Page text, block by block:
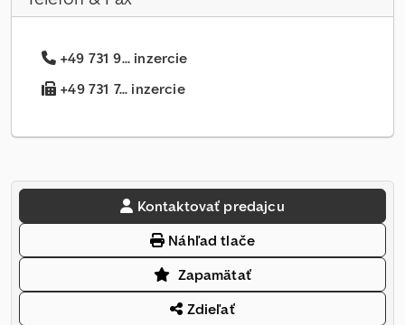
+49 731 9... inzercie
+49 731 7... inzercie
Kontaktovať predajcu
Náhľad tlače
Zapamätať
Zdieľať